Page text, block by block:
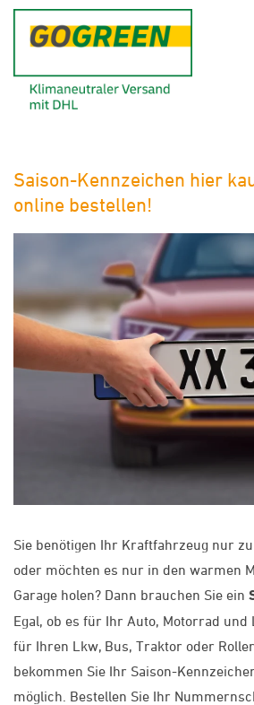
Saison-Kennzeichen hier
online bestellen!
Sie benötigen Ihr Kraftfahrzeug nur
oder möchten es nur in den warmen
Garage holen? Dann brauchen Sie ein
Egal, ob es für Ihr Auto, Motorrad
für Ihren Lkw, Bus, Traktor oder
bekommen Sie Ihr Saison-
möglich. Bestellen Sie Ihr